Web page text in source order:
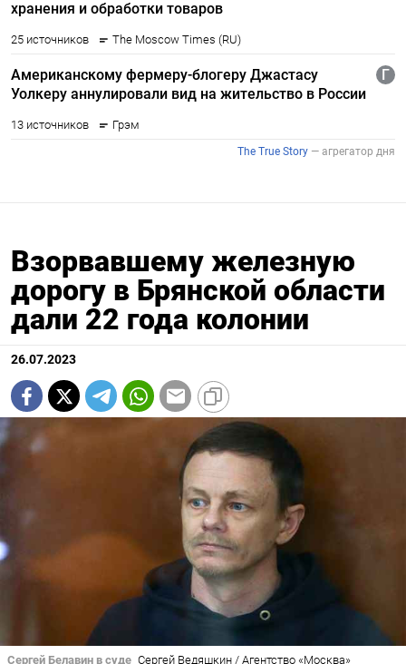
Взорвавшему железную
дорогу в Брянской области
дали 22 года колонии
26.07.2023
Сергей Белавин в суде Сергей Ведяшкин / Агентство «Москва»